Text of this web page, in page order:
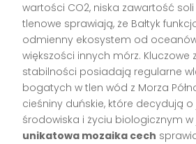
wartości CO2, niska zawartość
tlenowe sprawiają, że Bałtyk
odmienny ekosystem od
większości innych mórz. Kluczowe
stabilności posiadają regularne
bogatych w tlen wód z Morza
cieśniny duńskie, które decydują o
środowiska i życiu biologicznym w
unikatowa mozaika cech